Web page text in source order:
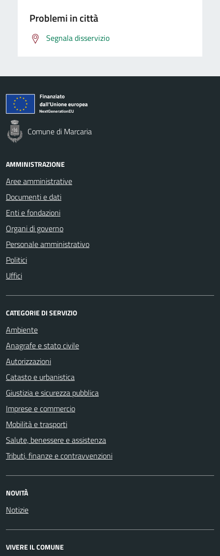
Problemi in città
Segnala disservizio
Comune di Marcaria
AMMINISTRAZIONE
Aree amministrative
Documenti e dati
Enti e fondazioni
Organi di governo
Personale amministrativo
Politici
Uffici
CATEGORIE DI SERVIZIO
Ambiente
Anagrafe e stato civile
Autorizzazioni
Catasto e urbanistica
Giustizia e sicurezza pubblica
Imprese e commercio
Mobilità e trasporti
Salute, benessere e assistenza
Tributi, finanze e contravvenzioni
NOVITÀ
Notizie
VIVERE IL COMUNE